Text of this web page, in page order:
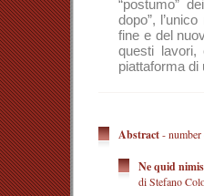
“postumo”
dopo”,
fine e del
questi lavori,
piattaforma
Abstract- number
Ne quid
di Stefano